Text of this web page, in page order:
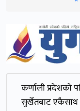
कर्णाली प्रदेशकाे
सुर्खेतबाट एकैसाथ